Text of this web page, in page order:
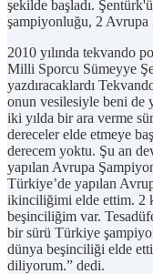
şekilde başladı.
şampiyonluğu, 2
2010 yılında tekvando
Milli Sporcu Sümeyye
yazdıracaklardı
onun vesilesiyle beni de
iki yılda bir ara verme
dereceler elde etmeye
derecem yoktu. Şu an
yapılan Avrupa
Türkiye’de yapılan
ikinciliğimi elde ettim. 2
beşinciliğim var.
bir sürü Türkiye
dünya beşinciliği elde
diliyorum.” dedi.